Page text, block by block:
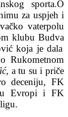
sporta.O
za uspjeh i
vaterpolu
klubu Budva
koja je dala
Rukometnom
, a tu su i priče
deceniju, FK
u Evropi i FK